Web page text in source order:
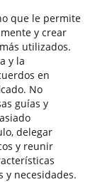
que le permite
y crear
utilizados.
y la
en
No
guías y
delegar
y reunir
y necesidades.